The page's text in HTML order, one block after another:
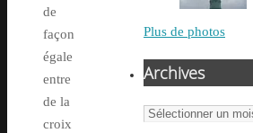
de
façon
égale
entre
de la
croix
Plus de photos
Archives
Archives